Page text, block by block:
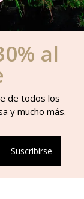
al
de todos los
y mucho más.
Suscribirse